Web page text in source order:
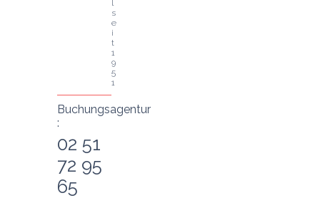
l
s
e
i
t
1
9
5
1
Buchungsagentur
:
02 51
72 95
65